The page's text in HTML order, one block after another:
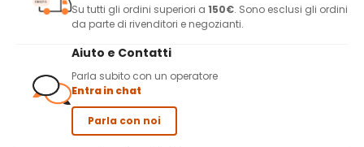
Su tutti gli ordini superiori a 150€. Sono esclusi gli ordini
da parte di rivenditori e negozianti.
Aiuto e Contatti
Parla subito con un operatore
Entra in chat
Parla con noi